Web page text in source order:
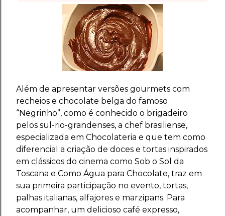
Além de apresentar versões gourmets com
recheios e chocolate belga do famoso
“Negrinho”, como é conhecido o brigadeiro
pelos sul-rio-grandenses, a chef brasiliense,
especializada em Chocolateria e que tem como
diferencial a criação de doces e tortas inspirados
em clássicos do cinema como Sob o Sol da
Toscana e Como Água para Chocolate, traz em
sua primeira participação no evento, tortas,
palhas italianas, alfajores e marzipans. Para
acompanhar, um delicioso café expresso,